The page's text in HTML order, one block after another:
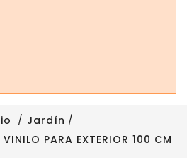
Jardín
PARA EXTERIOR 100 CM